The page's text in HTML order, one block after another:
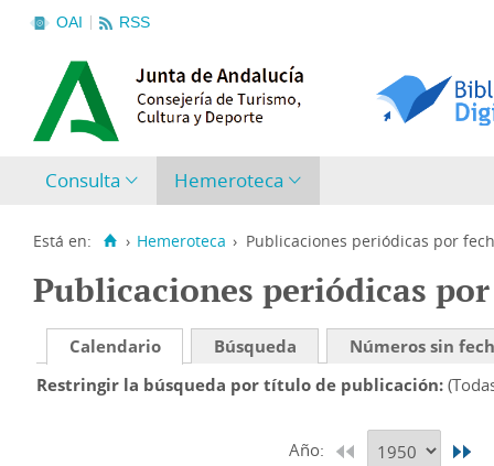
OAI RSS
Consulta Hemeroteca
Está en: › Hemeroteca › Publicaciones periódicas por
Publicaciones periódicas
Calendario Búsqueda
Números sin
Restringir la búsqueda por título de publicación
Año: